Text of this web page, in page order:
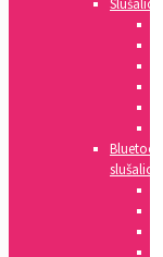
Bluetooth
slušalice